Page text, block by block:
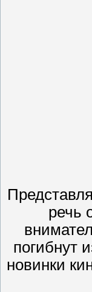
речь
погибнут
новинки